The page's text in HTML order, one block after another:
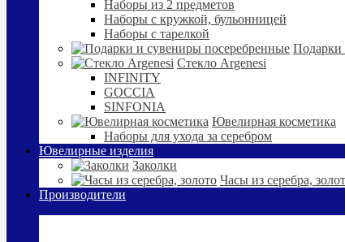
Наборы из 2 предметов
Наборы с кружкой, бульонницей
Наборы с тарелкой
Подарки
Стекло Argenesi
INFINITY
GOCCIA
SINFONIA
Ювелирная косметика
Наборы для ухода за серебром
Ювелирные изделия
Заколки
Часы из серебра,
Производители